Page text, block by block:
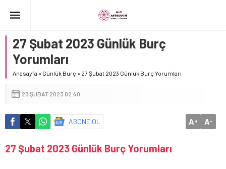
27 Şubat 2023 Günlük Burç
Yorumları
Anasayfa » Günlük Burç » 27 Şubat 2023 Günlük Burç Yorumları
23 ŞUBAT 2023 02:40
ABONE OL A+ A-
27 Şubat 2023 Günlük Burç Yorumları